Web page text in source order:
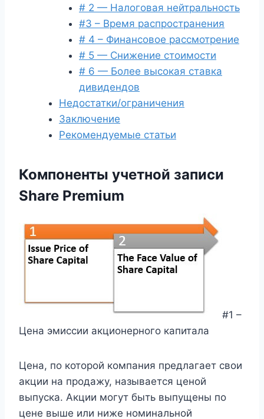
# 2 — Налоговая нейтральность
#3 – Время распространения
# 4 – Финансовое рассмотрение
# 5 — Снижение стоимости
# 6 — Более высокая ставка
дивидендов
Недостатки/ограничения
Заключение
Рекомендуемые статьи
Компоненты учетной записи
Share Premium
#1 –
Цена эмиссии акционерного капитала
Цена, по которой компания предлагает свои
акции на продажу, называется ценой
выпуска. Акции могут быть выпущены по
цене выше или ниже номинальной